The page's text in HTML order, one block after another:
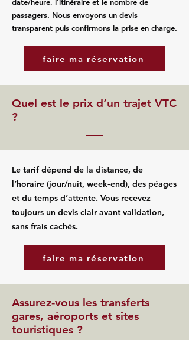
passagers. Nous envoyons un devis
transparent puis confirmons la prise en charge.
faire ma réservation
Quel est le prix d’un trajet VTC
?
Le tarif dépend de la distance, de
l’horaire (jour/nuit, week‑end), des péages
et du temps d’attente. Vous recevez
toujours un devis clair avant validation,
sans frais cachés.
faire ma réservation
Assurez‑vous les transferts
gares, aéroports et sites
touristiques ?